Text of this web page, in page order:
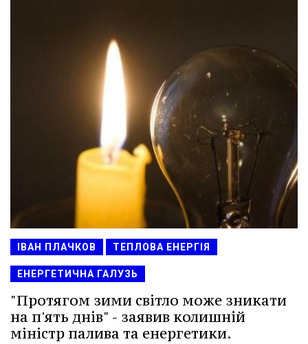
ІВАН ПЛАЧКОВ ТЕПЛОВА ЕНЕРГІЯ
ЕНЕРГЕТИЧНА ГАЛУЗЬ
"Протягом зими світло може зникати
на п'ять днів" - заявив колишній
міністр палива та енергетики.